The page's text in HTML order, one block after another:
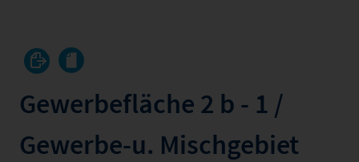
Gewerbefläche 2 b - 1 /
Gewerbe-u. Mischgebiet